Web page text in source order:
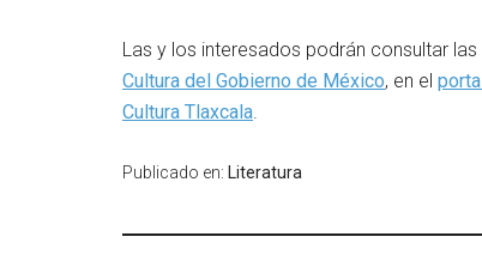
Las y los interesados podrán consultar
Cultura del Gobierno de México, en el
Cultura Tlaxcala.
Publicado en: Literatura